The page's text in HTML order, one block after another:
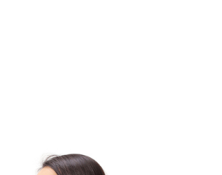
Unterricht findet von 08:00 bis 15:00 Uhr
statt.